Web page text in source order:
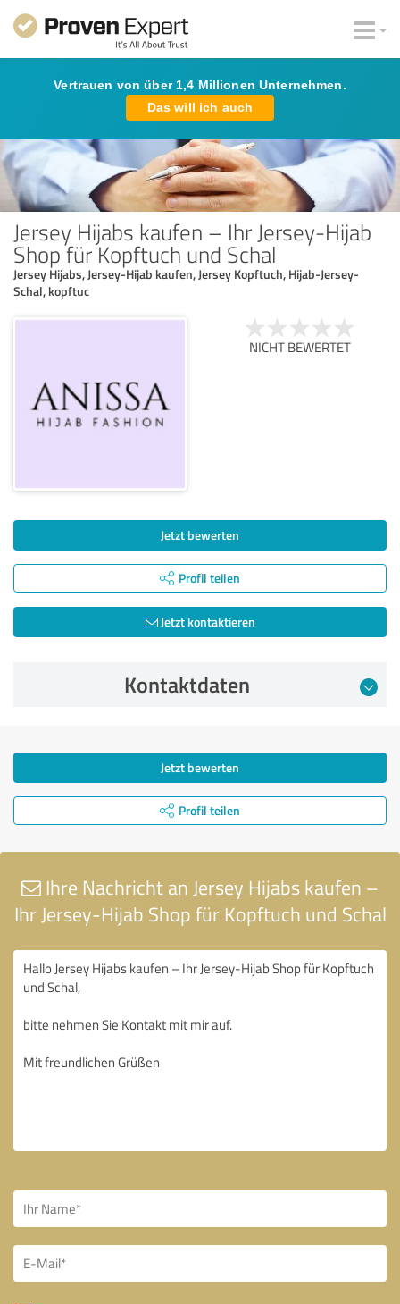
Vertrauen von über 1,4 Millionen Unternehmen.
Das will ich auch
Jersey Hijabs kaufen – Ihr Jersey-Hijab
Shop für Kopftuch und Schal
Jersey Hijabs, Jersey-Hijab kaufen, Jersey Kopftuch, Hijab-Jersey-
Schal, kopftuc
NICHT BEWERTET
Jetzt bewerten
Profil teilen
Jetzt kontaktieren
Kontaktdaten
Jetzt bewerten
Profil teilen
Ihre Nachricht an Jersey Hijabs kaufen –
Ihr Jersey-Hijab Shop für Kopftuch und Schal